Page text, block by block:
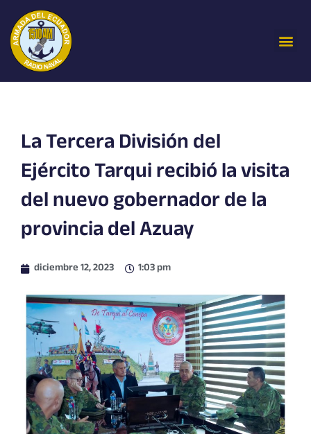
contenido
La Tercera División del
Ejército Tarqui recibió la visita
del nuevo gobernador de la
provincia del Azuay
diciembre 12, 2023 1:03 pm